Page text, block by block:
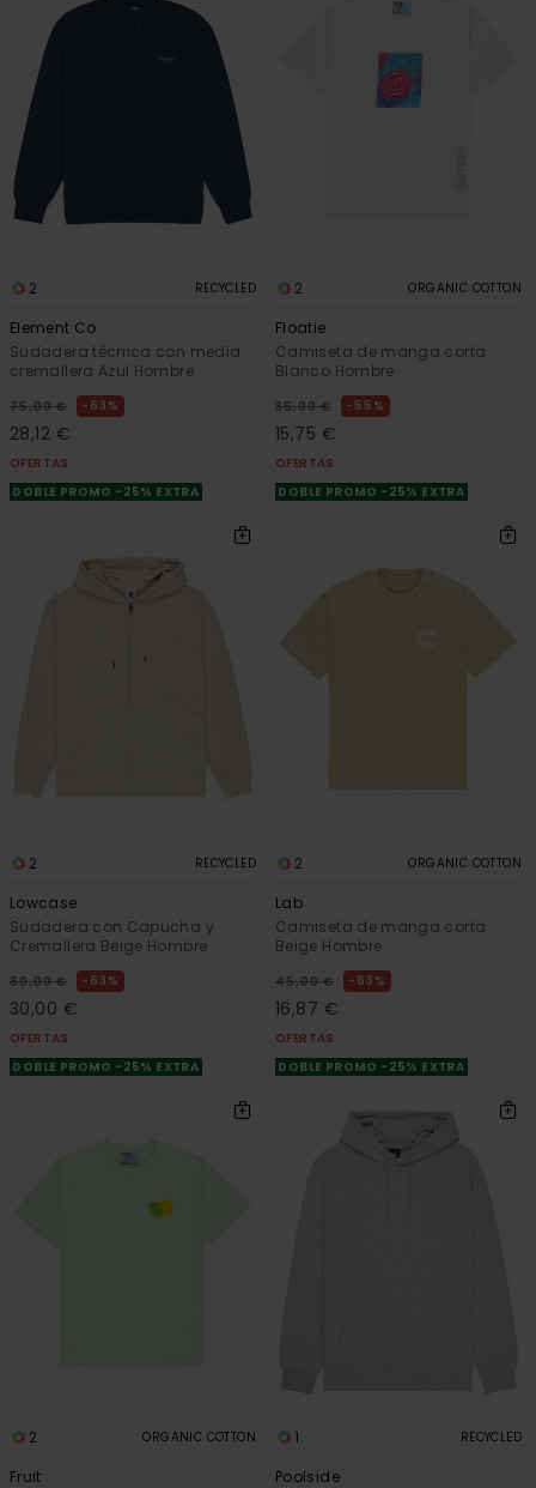
2 RECYCLED
Element Co
Sudadera técnica con media
cremallera Azul Hombre
75,00 € 63%
28,12 €
OFERTAS
DOBLE PROMO -25% EXTRA
2 ORGANIC COTTON
Floatie
Camiseta de manga corta
Blanco Hombre
35,00 € 55%
15,75 €
OFERTAS
DOBLE PROMO -25% EXTRA
2 RECYCLED
Lowcase
Sudadera con Capucha y
Cremallera Beige Hombre
80,00 € 63%
30,00 €
OFERTAS
DOBLE PROMO -25% EXTRA
2 ORGANIC COTTON
Lab
Camiseta de manga corta
Beige Hombre
45,00 € 63%
16,87 €
OFERTAS
DOBLE PROMO -25% EXTRA
2 ORGANIC COTTON
Fruit
1 RECYCLED
Poolside